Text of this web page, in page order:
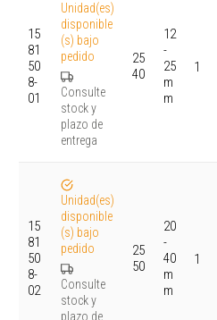
15
81
50
8-
01
Unidad(es)
disponible
(s) bajo
pedido
Consulte
stock y
plazo de
entrega
25
40
12
-
25
m
m
1
15
81
50
8-
02
Unidad(es)
disponible
(s) bajo
pedido
Consulte
stock y
plazo de
25
50
20
-
40
m
m
1